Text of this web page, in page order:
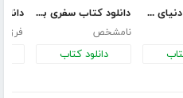
دانلود کتاب دنیای ماهی‌ها دانلود کتاب سفری به دنیای شگفت انگیز علم
نامشخص
دانلود کتاب